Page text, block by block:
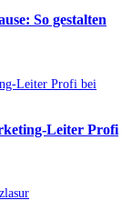
So gestalten
Leiter Profi